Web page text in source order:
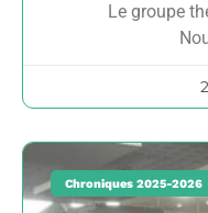
Le groupe
Chroniques 2025-2026